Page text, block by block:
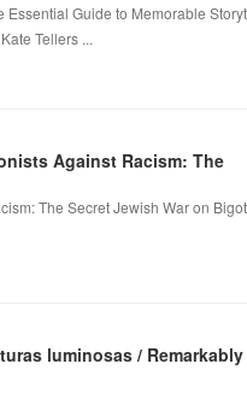
Essential Guide to Memorable
Tellers ...
Against Racism: The
The Secret Jewish War on
luminosas /